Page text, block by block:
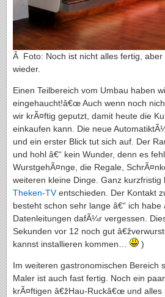
Â Foto: Noch ist nicht alles fertig, aber
wieder.
Einen Teilbereich vom Umbau haben
eingehaucht!â€œ Auch wenn noch
wir krÃ¤ftig geputzt, damit heute die
einkaufen kann. Die neue
und ein erster Blick tut sich auf. Der
und hohl â€“ kein Wunder, denn es
WurstgehÃ¤nge, die Regale,
weiteren kleine Dinge. Ganz
Theken-TVentschieden. Der Kontakt
besteht schon sehr lange â€“ ich
Datenleitungen dafÃ¼r vergessen.
Sekunden vor 12 noch gut
kannst installieren kommen…
)
Im weiteren gastronomischen Bereich
Maler ist auch fast fertig. Noch ein
krÃ¤ftigen â€žHau-Ruckâ€œ und alles